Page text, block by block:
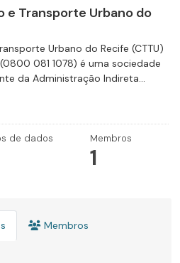
e Transporte Urbano do
Urbano do Recife (CTTU)
081 1078) é uma sociedade
da Administração Indireta...
de dados Membros
1
Membros